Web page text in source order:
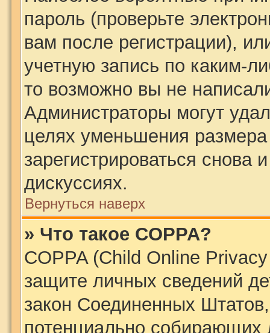
пароль (проверьте
вам после регистрации),
учетную запись по каким-
то возможно вы не
Администраторы могут
целях уменьшения
зарегистрироваться снова
дискуссиях.
Вернуться наверх
» Что такое COPPA?
COPPA (Child Online
защите личных сведений
закон Соединенных
потенциально собирающих